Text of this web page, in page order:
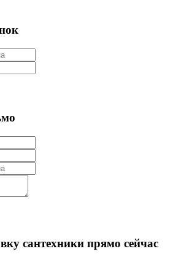
сантехники прямо сейчас